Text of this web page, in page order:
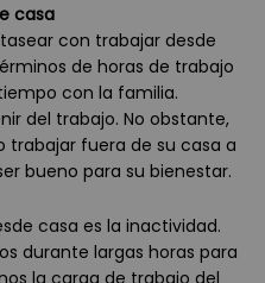
casa
con trabajar desde
de horas de trabajo
con la familia.
del trabajo. No obstante,
trabajar fuera de su casa a
bueno para su bienestar.
casa es la inactividad.
durante largas horas para
la carga de trabajo del